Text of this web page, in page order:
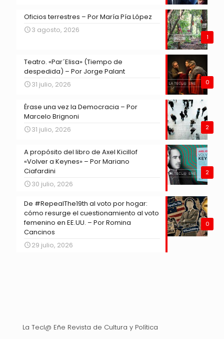
1
Oficios terrestres – Por María Pía López
3 agosto, 2026
0
Teatro. «Par´Elisa» (Tiempo de
despedida) – Por Jorge Palant
31 julio, 2026
2
Érase una vez la Democracia – Por
Marcelo Brignoni
31 julio, 2026
2
A propósito del libro de Axel Kicillof
«Volver a Keynes» – Por Mariano
Ciafardini
30 julio, 2026
0
De #RepealThe19th al voto por hogar:
cómo resurge el cuestionamiento al voto
femenino en EE.UU. – Por Romina
Cancinos
29 julio, 2026
La Tecl@ Eñe Revista de Cultura y Política